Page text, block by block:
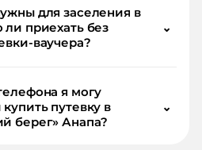
для заселения в
приехать без
ваучера?
⌄
я могу
путевку в
берег» Анапа?
⌄